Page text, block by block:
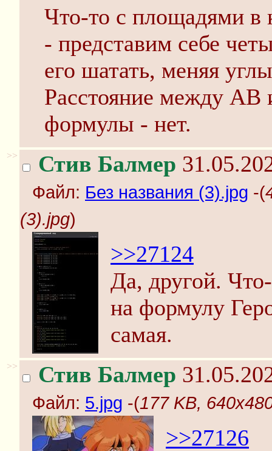
Что-то с площадями в
- представим себе
его шатать, меняя
Расстояние между AB
формулы - нет.
>> Стив Балмер
Файл: Без названия (3).jpg -(
(3).jpg)
>>27124
Да, другой.
на формулу
самая.
>> Стив Балмер
Файл: 5.jpg -(177 KB,
>>27126